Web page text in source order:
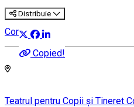
Distribuie
Copied!
Concert
Teatrul pentru Copii și Tineret